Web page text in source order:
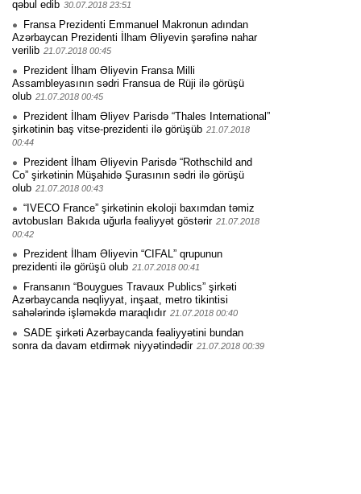
qəbul edib 30.07.2018 23:51
Fransa Prezidenti Emmanuel Makronun adından
Azərbaycan Prezidenti İlham Əliyevin şərəfinə nahar
verilib 21.07.2018 00:45
Prezident İlham Əliyevin Fransa Milli
Assambleyasının sədri Fransua de Rüji ilə görüşü
olub 21.07.2018 00:45
Prezident İlham Əliyev Parisdə “Thales International”
şirkətinin baş vitse-prezidenti ilə görüşüb 21.07.2018
00:44
Prezident İlham Əliyevin Parisdə “Rothschild and
Co” şirkətinin Müşahidə Şurasının sədri ilə görüşü
olub 21.07.2018 00:43
“IVECO France” şirkətinin ekoloji baxımdan təmiz
avtobusları Bakıda uğurla fəaliyyət göstərir 21.07.2018
00:42
Prezident İlham Əliyevin “CIFAL” qrupunun
prezidenti ilə görüşü olub 21.07.2018 00:41
Fransanın “Bouygues Travaux Publics” şirkəti
Azərbaycanda nəqliyyat, inşaat, metro tikintisi
sahələrində işləməkdə maraqlıdır 21.07.2018 00:40
SADE şirkəti Azərbaycanda fəaliyyətini bundan
sonra da davam etdirmək niyyətindədir 21.07.2018 00:39